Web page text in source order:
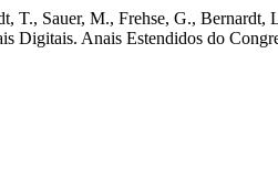
T., Sauer, M., Frehse, G.,
Digitais. Anais Estendidos do